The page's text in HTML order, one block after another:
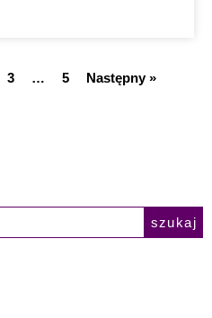
3 … 5 Następny »
szukaj